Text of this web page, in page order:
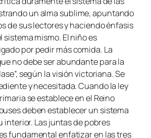
un alma sublime, apuntando
de sus lectores y haciendo énfasis
sistema mismo. El niño es
por pedir más comida. La
no debe ser abundante para la
según la visión victoriana. Se
y necesitada. Cuando la ley
se establece en el Reino
deben establecer un sistema
interior. Las juntas de pobres
fundamental enfatizar en las tres